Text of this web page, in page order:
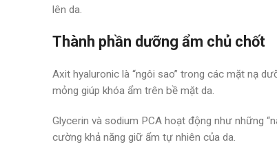
lên da.
Thành phần dưỡng ẩm chủ chốt
Axit hyaluronic là “ngôi sao” trong các mặt nạ
mỏng giúp khóa ẩm trên bề mặt da.
Glycerin và sodium PCA hoạt động như những
cường khả năng giữ ẩm tự nhiên của da.